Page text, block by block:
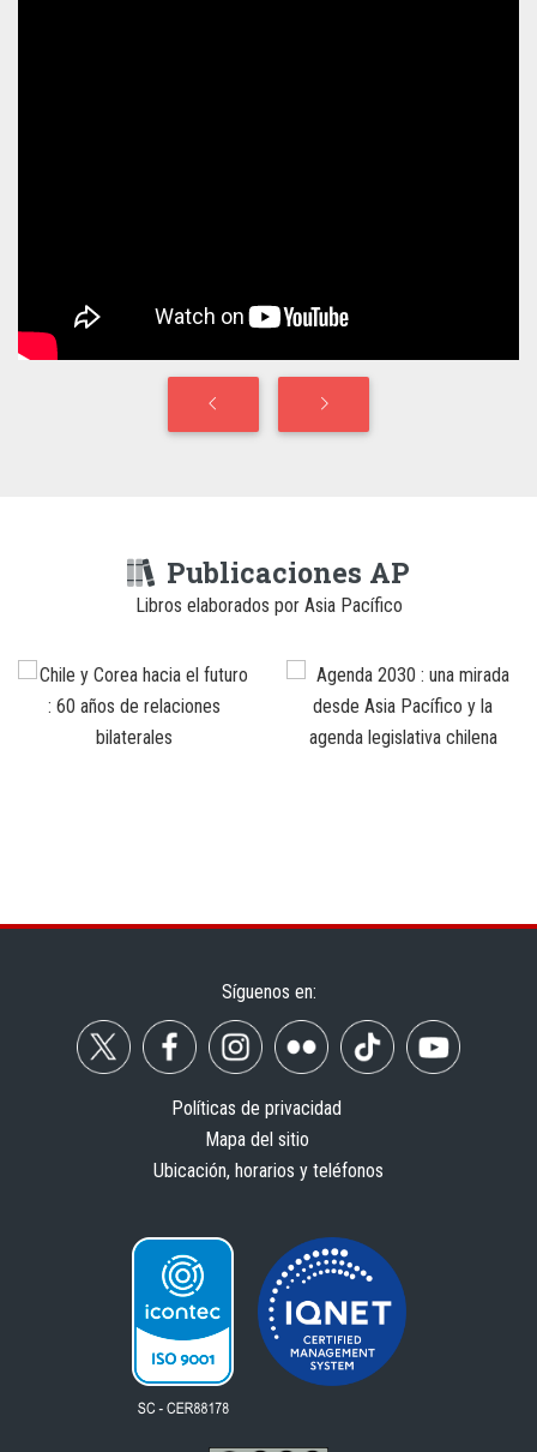
Publicaciones AP
Libros elaborados por Asia Pacífico
Síguenos en:
Políticas de privacidad
Mapa del sitio
Ubicación, horarios y teléfonos